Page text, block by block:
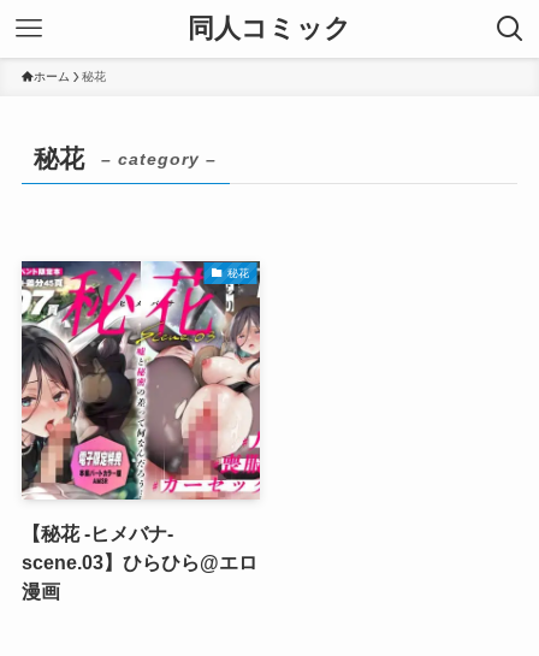
同人コミック
ホーム 秘花
秘花 – category –
秘花
【秘花 -ヒメバナ-
scene.03】ひらひら@エロ
漫画